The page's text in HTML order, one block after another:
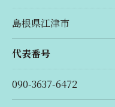
島根県江津市
代表番号
090-3637-6472